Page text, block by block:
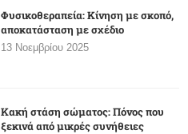
Φυσικοθεραπεία: Κίνηση με σκοπό,
αποκατάσταση με σχέδιο
13 Νοεμβρίου 2025
Κακή στάση σώματος: Πόνος που
ξεκινά από μικρές συνήθειες